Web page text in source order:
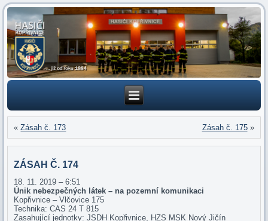
«Zásah č. 173 Zásah č. 175»
ZÁSAH Č. 174
18. 11. 2019 – 6:51
Únik nebezpečných látek – na pozemní komunikaci
Kopřivnice – Vlčovice 175
Technika: CAS 24 T 815
Zasahující jednotky: JSDH Kopřivnice, HZS MSK Nový Jičín